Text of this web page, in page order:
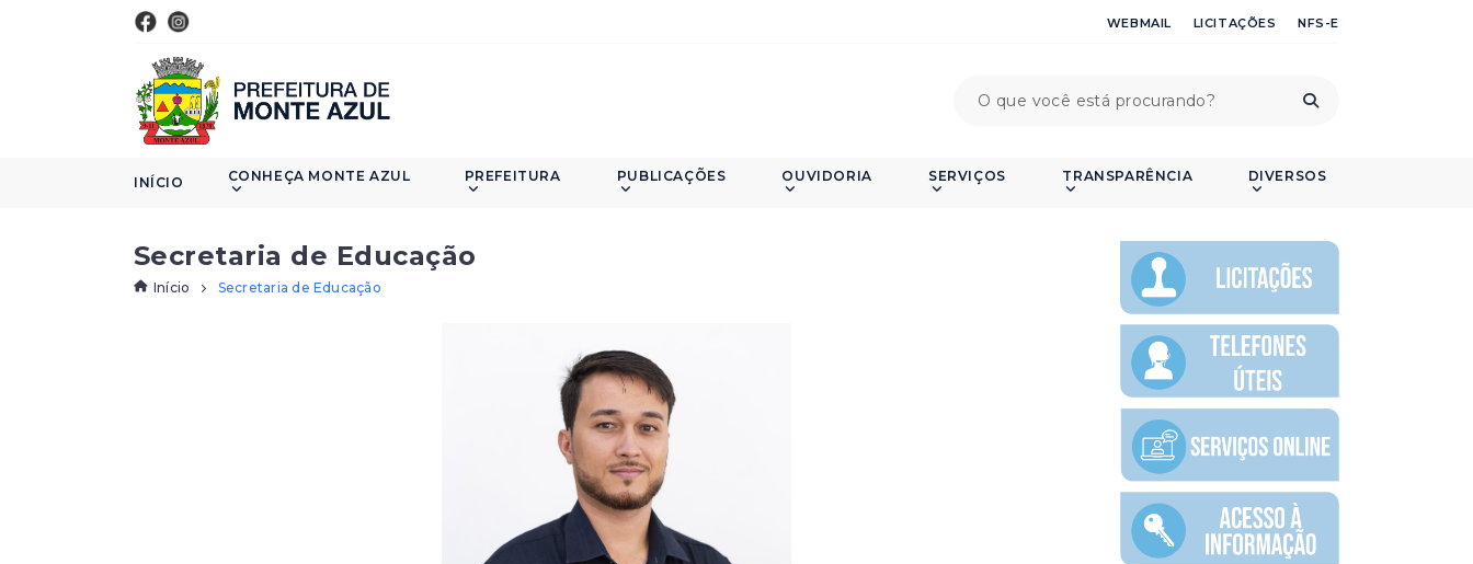
WEBMAIL LICITAÇÕES NFS-E
INÍCIO CONHEÇA MONTE AZUL PREFEITURA PUBLICAÇÕES OUVIDORIA SERVIÇOS TRANSPARÊNCIA DIVERSOS
Secretaria de Educação
Início Secretaria de Educação